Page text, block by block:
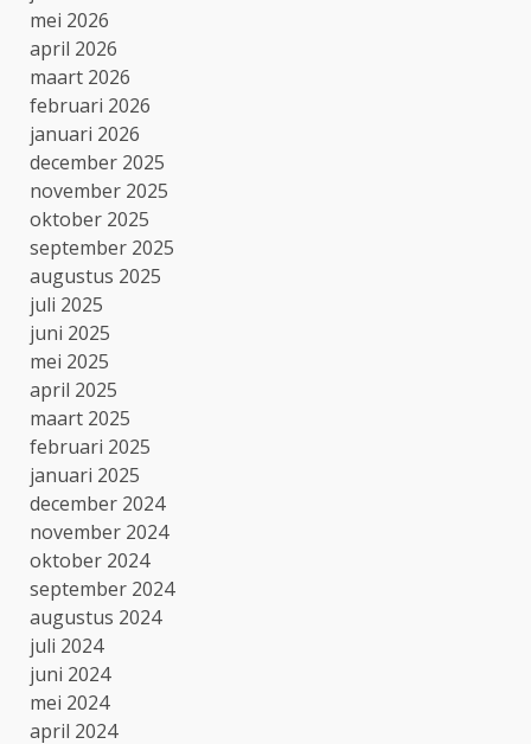
mei 2026
april 2026
maart 2026
februari 2026
januari 2026
december 2025
november 2025
oktober 2025
september 2025
augustus 2025
juli 2025
juni 2025
mei 2025
april 2025
maart 2025
februari 2025
januari 2025
december 2024
november 2024
oktober 2024
september 2024
augustus 2024
juli 2024
juni 2024
mei 2024
april 2024